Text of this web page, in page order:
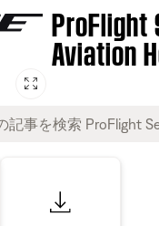
ProFlight
Aviation